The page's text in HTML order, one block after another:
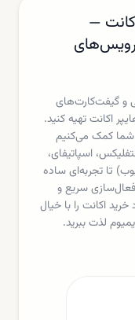
—
و گیفت‌کارت‌های
اکانت تهیه کنید.
شما کمک می‌کنیم
اسپاتیفای،
محبوب) تا تجربه‌ای ساده
سریع و
اکانت را با خیال
لذت ببرید.